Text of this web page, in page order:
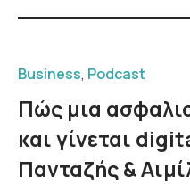
Business, Podcast
Πώς μια
και γίνεται
Πανταζής &